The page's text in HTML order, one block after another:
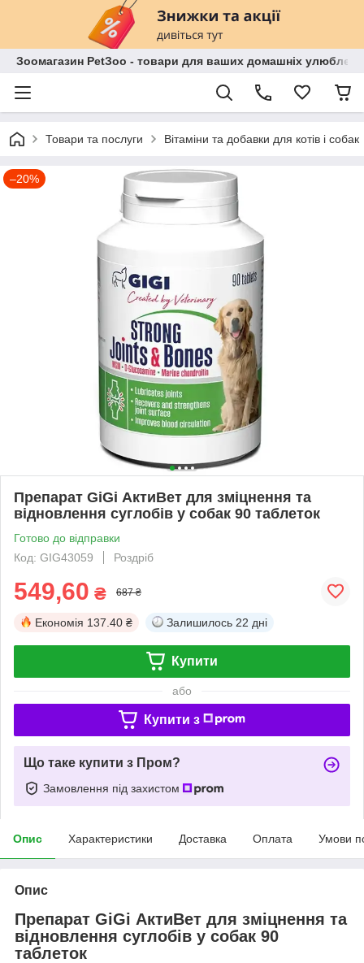
Зоомагазин PetЗoo - товари для ваших домашніх
Товари та послуги Вітаміни та добавки для котів і собак
–20%
Препарат GiGi АктиВет для зміцнення та
відновлення суглобів у собак 90 таблеток
Готово до відправки
Код: GIG43059
Роздріб
549,60 ₴ 687 ₴
Економія 137.40 ₴ Залишилось 22 дні
Купити
або
Купити з
Що таке купити з Пром?
Замовлення під захистом
Опис Характеристики Доставка Оплата Умови
Опис
Препарат GiGi АктиВет для зміцнення та
відновлення суглобів у собак 90
таблеток